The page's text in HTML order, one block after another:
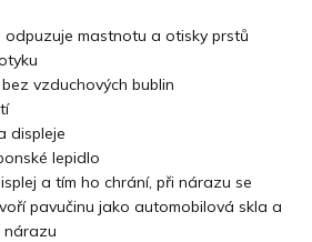
mastnotu a otisky prstů
vzduchových bublin
displeje
lepidlo
a tím ho chrání, při nárazu se
pavučinu jako automobilová skla a
nárazu